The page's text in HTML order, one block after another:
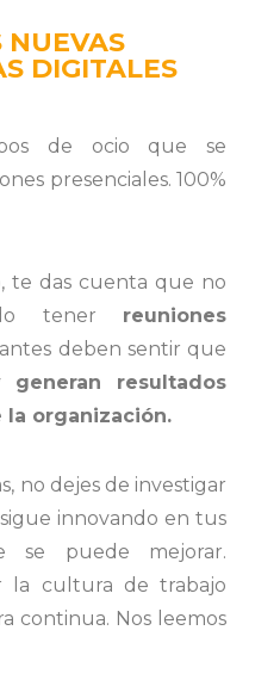
DIGITALES
de ocio que se
presenciales. 100%
te das cuenta que no
tener reuniones
deben sentir que
generan resultados
organización.
no dejes de investigar
innovando en tus
se puede mejorar.
la cultura de trabajo
continua. Nos leemos